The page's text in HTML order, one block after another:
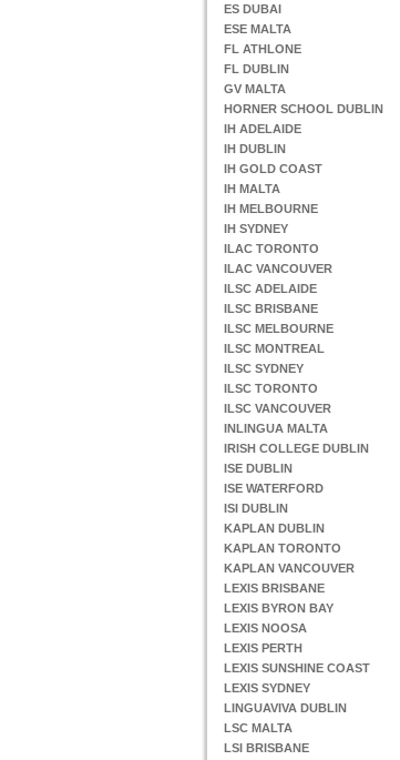
ES DUBAI
ESE MALTA
FL ATHLONE
FL DUBLIN
GV MALTA
HORNER SCHOOL DUBLIN
IH ADELAIDE
IH DUBLIN
IH GOLD COAST
IH MALTA
IH MELBOURNE
IH SYDNEY
ILAC TORONTO
ILAC VANCOUVER
ILSC ADELAIDE
ILSC BRISBANE
ILSC MELBOURNE
ILSC MONTREAL
ILSC SYDNEY
ILSC TORONTO
ILSC VANCOUVER
INLINGUA MALTA
IRISH COLLEGE DUBLIN
ISE DUBLIN
ISE WATERFORD
ISI DUBLIN
KAPLAN DUBLIN
KAPLAN TORONTO
KAPLAN VANCOUVER
LEXIS BRISBANE
LEXIS BYRON BAY
LEXIS NOOSA
LEXIS PERTH
LEXIS SUNSHINE COAST
LEXIS SYDNEY
LINGUAVIVA DUBLIN
LSC MALTA
LSI BRISBANE